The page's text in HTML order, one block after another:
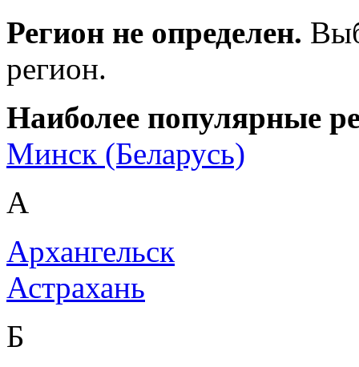
Регион не определен.
регион.
Наиболее популярные
Минск (Беларусь)
А
Архангельск
Астрахань
Б